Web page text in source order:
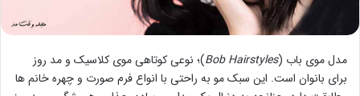
مدل موی باب (Bob Hairstyles)؛ نوعی کوتاهی موی کلاسیک و مد روز
برای بانوان است. این سبک مو به راحتی با انواع فرم صورت و چهره خانم ها